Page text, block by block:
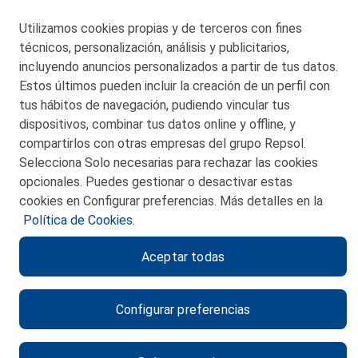
© 2026 Petronor S.A.
CONTACTO
MAPA WEB
POLITICA DE PRIVACIDAD
POLITICA DE COOKIES
CANAL DE ÉTICA
Utilizamos cookies propias y de terceros con fines
técnicos, personalización, análisis y publicitarios,
incluyendo anuncios personalizados a partir de tus datos.
Estos últimos pueden incluir la creación de un perfil con
tus hábitos de navegación, pudiendo vincular tus
dispositivos, combinar tus datos online y offline, y
compartirlos con otras empresas del grupo Repsol.
Selecciona Solo necesarias para rechazar las cookies
opcionales. Puedes gestionar o desactivar estas
cookies en Configurar preferencias. Más detalles en la
Política de Cookies.
Configurar preferencias
Aceptar todas